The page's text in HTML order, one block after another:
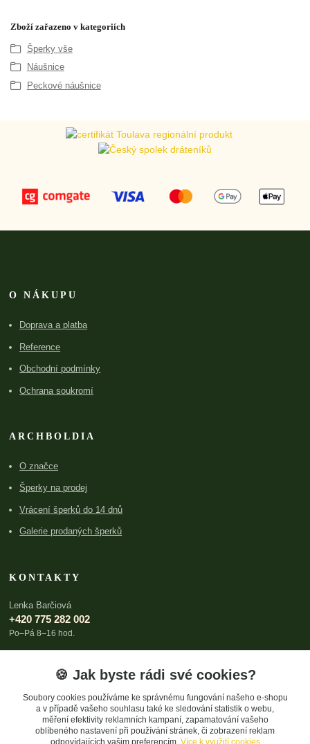
Zboží zařazeno v kategoriích
Šperky vše
Náušnice
Peckové náušnice
O NÁKUPU
Doprava a platba
Reference
Obchodní podmínky
Ochrana soukromí
ARCHBOLDIA
O značce
Šperky na prodej
Vrácení šperků do 14 dnů
Galerie prodaných šperků
KONTAKTY
Lenka Barčiová
+420 775 282 002
Po–Pá 8–16 hod.
🍪 Jak byste rádi své cookies?
Soubory cookies používáme ke správnému fungování našeho e-shopu
a v případě vašeho souhlasu také ke sledování statistik o webu,
měření efektivity reklamních kampaní, zapamatování vašeho
oblíbeného nastavení při používání stránek, či zobrazení reklam
odpovídajících vašim preferencím. Více k využití cookies